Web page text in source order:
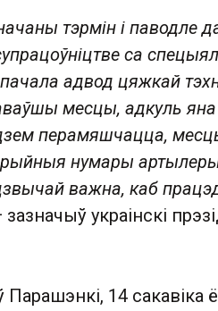
тэрмін і паводле
са
адвод цяжкай
месцы, адкуль
перамяшчацца,
нумары
важна, каб
зазначыў украінскі
14 сакавіка